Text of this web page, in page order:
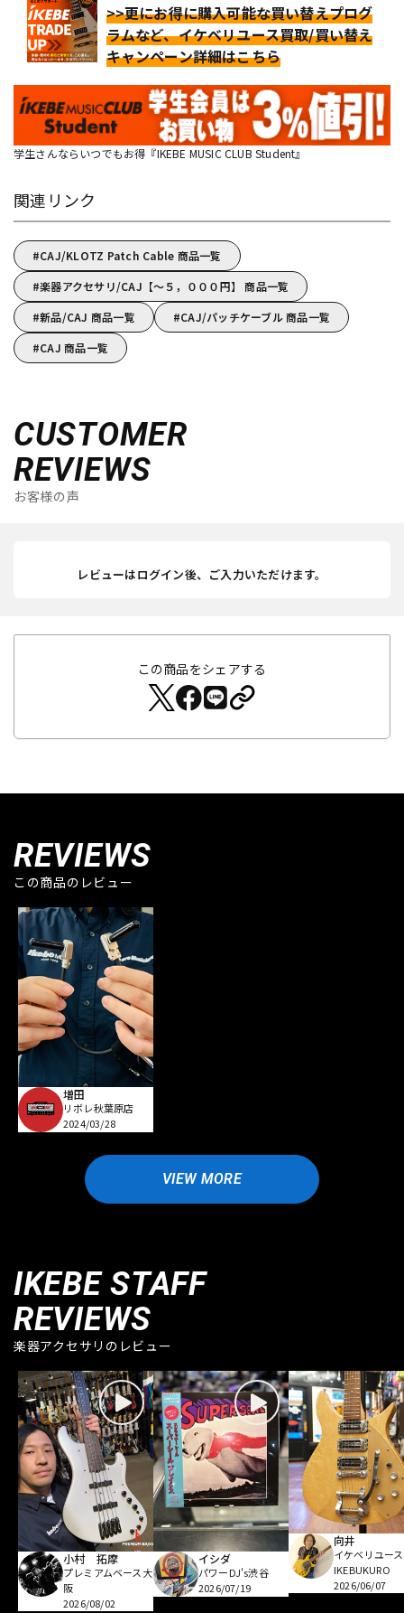
>>更にお得に購入可能な買い替えプログ
ラムなど、イケベリユース買取/買い替え
キャンペーン詳細はこちら
学生さんならいつでもお得『IKEBE MUSIC CLUB Student』
関連リンク
CAJ/KLOTZ Patch Cable 商品一覧
楽器アクセサリ/CAJ【～５，０００円】 商品一覧
新品/CAJ 商品一覧
CAJ/パッチケーブル 商品一覧
CAJ 商品一覧
CUSTOMER
REVIEWS
お客様の声
レビューはログイン後、ご入力いただけます。
この商品をシェアする
REVIEWS
この商品のレビュー
増田
リボレ秋葉原店
2024/03/28
VIEW MORE
IKEBE STAFF
REVIEWS
楽器アクセサリのレビュー
小村 拓摩
プレミアムベース大
阪
2026/08/02
イシダ
パワーDJ's渋谷
2026/07/19
向井
イケベリユース
IKEBUKURO
2026/06/07